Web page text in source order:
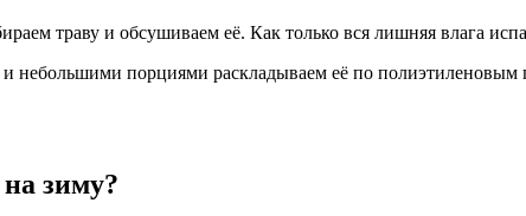
траву и обсушиваем её. Как только вся лишняя влага
порциями раскладываем её по
зиму?